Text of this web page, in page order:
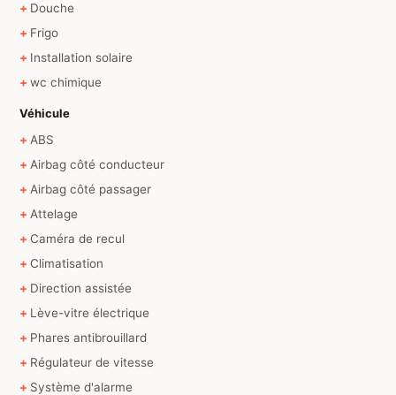
Douche
Frigo
Installation solaire
wc chimique
Véhicule
ABS
Airbag côté conducteur
Airbag côté passager
Attelage
Caméra de recul
Climatisation
Direction assistée
Lève-vitre électrique
Phares antibrouillard
Régulateur de vitesse
Système d'alarme